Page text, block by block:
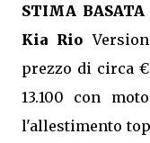
STIMA BASATA
Kia Rio
prezzo di circa
13.100 con
l'allestimento